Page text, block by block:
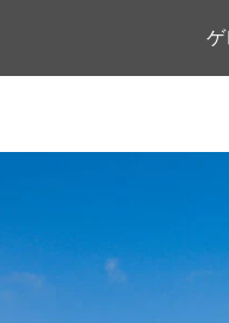
ゲ